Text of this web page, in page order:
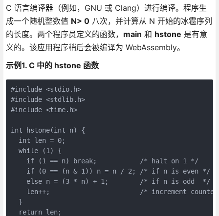
C 语言编译器（例如，GNU 或 Clang）进行编译。程序生
成一个随机整数值 N> 0八次，并计算从 N 开始的冰雹序列
的长度。两个程序员定义的函数， main 和 hstone 是有意
义的。该应用程序稍后会被编译为 WebAssembly。
示例1. C 中的 hstone 函数
#include <stdio.h>
#include <stdlib.h>
#include <time.h>
int hstone(int n) {
  int len = 0;
  while (1) {
    if (1 == n) break;           /* halt on 1 */
    if (0 == (n & 1)) n = n / 2; /* if n is even */
    else n = (3 * n) + 1;        /* if n is odd  */
len++;                       /* increment
  }
  return len;